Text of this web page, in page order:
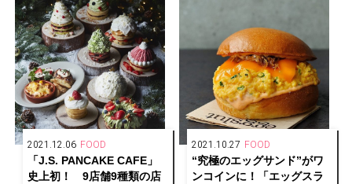
2021.12.06 FOOD
「J.S. PANCAKE CAFE」
史上初！ 9店舗9種類の店
2021.10.27 FOOD
“究極のエッグサンド”がワ
ンコインに！「エッグスラ